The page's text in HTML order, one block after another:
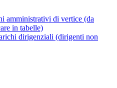
amministrativi di vertice (da
in tabelle)
dirigenziali (dirigenti non